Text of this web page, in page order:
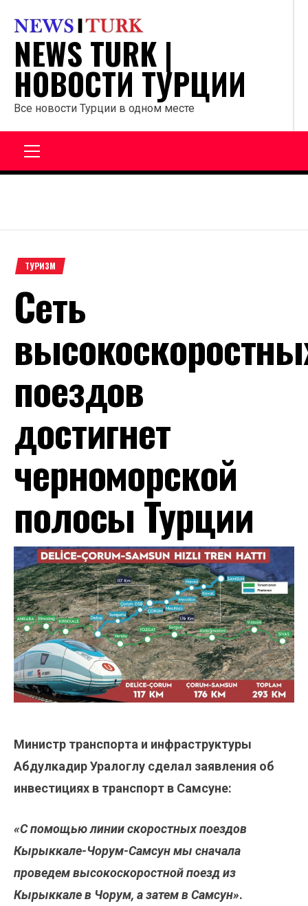
содержанию
NEWS TURK |
НОВОСТИ ТУРЦИИ
Все новости Турции в одном месте
ТУРИЗМ
Сеть
поездов
достигнет
черноморской
полосы Турции
Министр транспорта и инфраструктуры
Абдулкадир Уралоглу сделал заявления об
инвестициях в транспорт в Самсуне:
«С помощью линии скоростных поездов
Кырыккале-Чорум-Самсун мы сначала
проведем высокоскоростной поезд из
Кырыккале в Чорум, а затем в Самсун».